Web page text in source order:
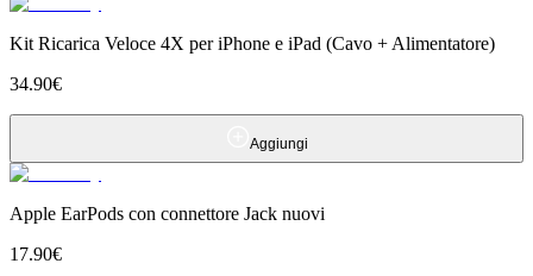
Kit Ricarica Veloce 4X per iPhone e iPad (Cavo + Alimentatore)
34.90€
Aggiungi
Apple EarPods con connettore Jack nuovi
17.90€